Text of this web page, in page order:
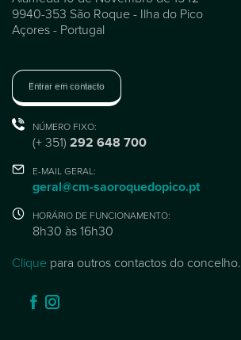
9940-353 São Roque - Ilha do Pico
Açores - Portugal
Entrar em contacto
NÚMERO FIXO:
(+ 351) 292 648 700
E-MAIL GERAL:
geral@cm-saoroquedopico.pt
HORÁRIO DE FUNCIONAMENTO:
8h30 às 16h30
Clique para outros contactos do concelho.